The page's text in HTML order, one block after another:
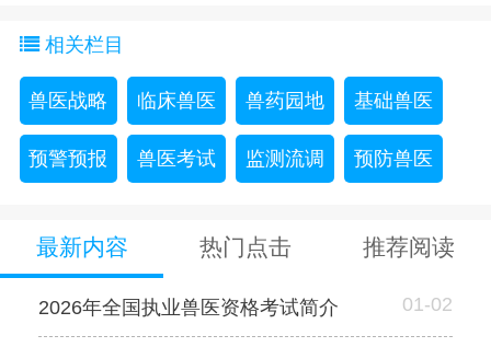
相关栏目
兽医战略 临床兽医 兽药园地 基础兽医
预警预报 兽医考试 监测流调 预防兽医
最新内容 热门点击 推荐阅读
2026年全国执业兽医资格考试简介 01-02